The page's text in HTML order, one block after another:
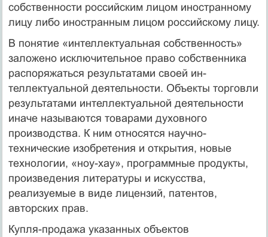
собственности российским лицом иностранному
лицу либо ино­странным лицом российскому лицу.
В понятие «интеллектуальная собственность»
заложено исклю­чительное право собственника
распоряжаться результатами своей ин­
теллектуальной деятельности. Объекты торговли
результатами ин­теллектуальной деятельности
иначе называются товарами духовного
производства. К ним относятся научно-
технические изобретения и от­крытия, новые
технологии, «ноу-хау», программные продукты,
произ­ведения литературы и искусства,
реализуемые в виде лицензий, патен­тов,
авторских прав.
Купля-продажа указанных объектов